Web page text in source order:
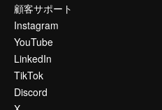
顧客サポート
Instagram
YouTube
LinkedIn
TikTok
Discord